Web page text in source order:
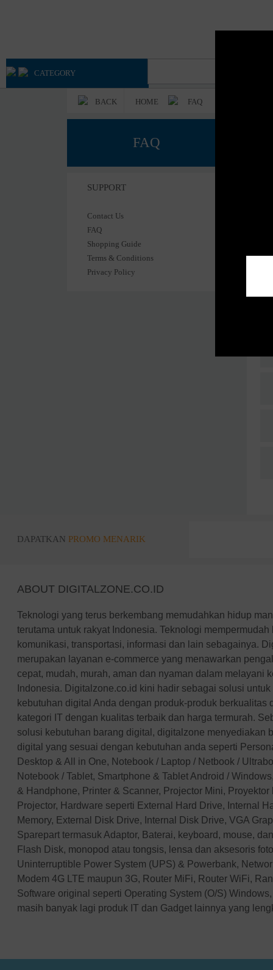
CATEGORY
BACK HOME FAQ
FAQ
SUPPORT
Contact Us
FAQ
Shopping Guide
Terms & Conditions
Privacy Policy
DAPATKAN PROMO MENARIK
ABOUT DIGITALZONE.CO.ID
Teknologi yang terus berkembang memudahkan hidup
terutama untuk rakyat Indonesia. Teknologi
komunikasi, transportasi, informasi dan lain sebagainya.
merupakan layanan e-commerce yang menawarkan
cepat, mudah, murah, aman dan nyaman dalam melayani
Indonesia. Digitalzone.co.id kini hadir sebagai solusi
kebutuhan digital Anda dengan produk-produk berkualitas
kategori IT dengan kualitas terbaik dan harga termurah.
solusi kebutuhan barang digital, digitalzone menyediakan
digital yang sesuai dengan kebutuhan anda seperti
Desktop & All in One, Notebook / Laptop / Netbook /
Notebook / Tablet, Smartphone & Tablet Android /
& Handphone, Printer & Scanner, Projector Mini,
Projector, Hardware seperti External Hard Drive, Internal
Memory, External Disk Drive, Internal Disk Drive, VGA
Sparepart termasuk Adaptor, Baterai, keyboard, mouse,
Flash Disk, monopod atau tongsis, lensa dan aksesoris
Uninterruptible Power System (UPS) & Powerbank,
Modem 4G LTE maupun 3G, Router MiFi, Router WiFi,
Software original seperti Operating System (O/S)
masih banyak lagi produk IT dan Gadget lainnya yang